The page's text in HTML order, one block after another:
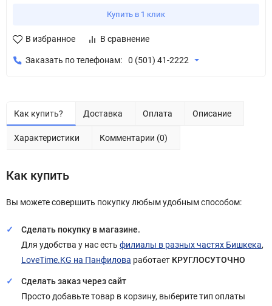
Купить в 1 клик
В избранное В сравнение
Заказать по телефонам: 0 (501) 41-2222
Как купить? Доставка Оплата Описание
Характеристики Комментарии (0)
Как купить
Вы можете совершить покупку любым удобным способом:
Сделать покупку в магазине.
Для удобства у нас есть филиалы в разных частях Бишкека,
LoveTime.KG на Панфилова работает КРУГЛОСУТОЧНО
Сделать заказ через сайт
Просто добавьте товар в корзину, выберите тип оплаты